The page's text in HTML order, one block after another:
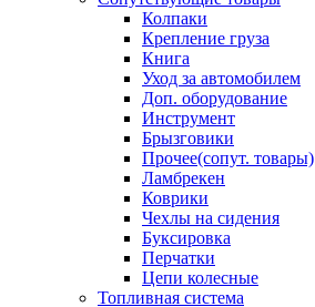
Колпаки
Крепление груза
Книга
Уход за автомобилем
Доп. оборудование
Инструмент
Брызговики
Прочее(сопут. товары)
Ламбрекен
Коврики
Чехлы на сидения
Буксировка
Перчатки
Цепи колесные
Топливная система